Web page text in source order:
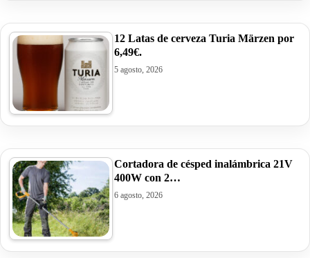
12 Latas de cerveza Turia Märzen por
6,49€.
5 agosto, 2026
Cortadora de césped inalámbrica 21V
400W con 2…
6 agosto, 2026